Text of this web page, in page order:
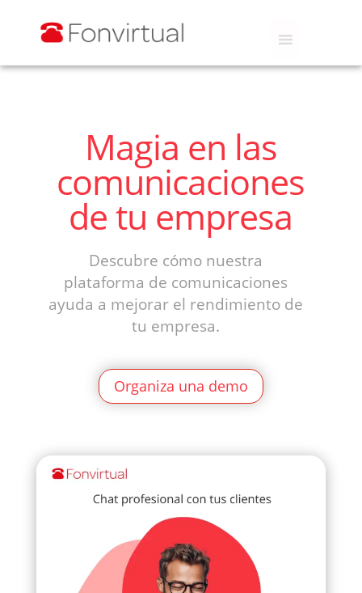
Magia en las
comunicaciones
de tu empresa
Descubre cómo nuestra
plataforma de comunicaciones
ayuda a mejorar el rendimiento de
tu empresa.
Organiza una demo